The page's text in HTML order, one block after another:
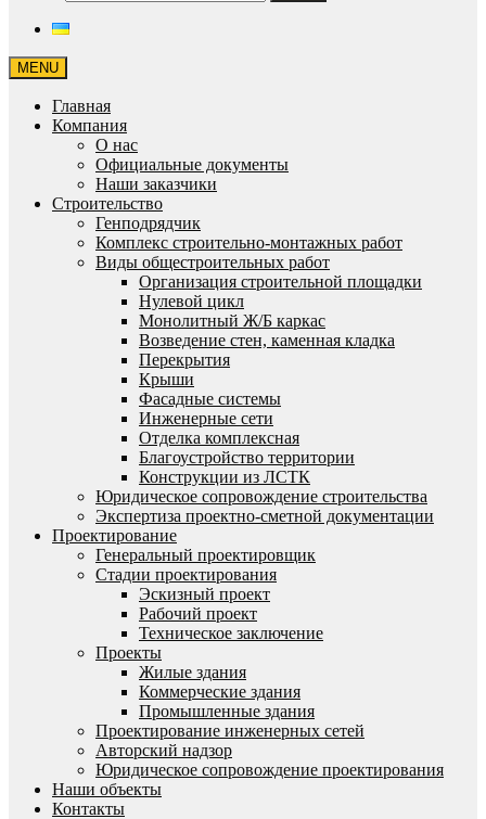
MENU
Главная
Компания
О нас
Официальные документы
Наши заказчики
Строительство
Генподрядчик
Комплекс строительно-монтажных работ
Виды общестроительных работ
Организация строительной площадки
Нулевой цикл
Монолитный Ж/Б каркас
Возведение стен, каменная кладка
Перекрытия
Крыши
Фасадные системы
Инженерные сети
Отделка комплексная
Благоустройство территории
Конструкции из ЛСТК
Юридическое сопровождение строительства
Экспертиза проектно-сметной документации
Проектирование
Генеральный проектировщик
Стадии проектирования
Эскизный проект
Рабочий проект
Техническое заключение
Проекты
Жилые здания
Коммерческие здания
Промышленные здания
Проектирование инженерных сетей
Авторский надзор
Юридическое сопровождение проектирования
Наши объекты
Контакты